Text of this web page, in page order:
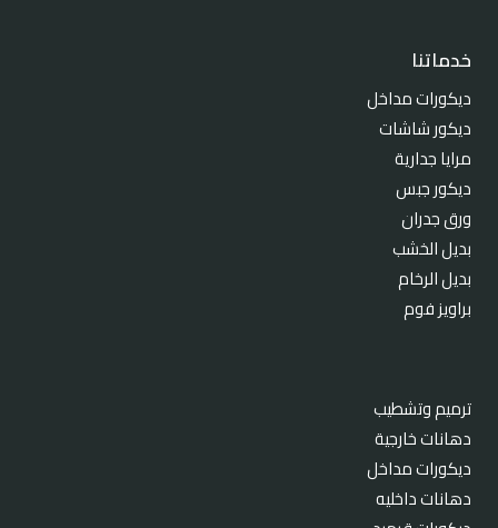
خدماتنا
ديكورات مداخل
ديكور شاشات
مرايا جدارية
ديكور جبس
ورق جدران
بديل الخشب
بديل الرخام
براويز فوم
ترميم وتشطيب
دهانات خارجية
ديكورات مداخل
دهانات داخليه